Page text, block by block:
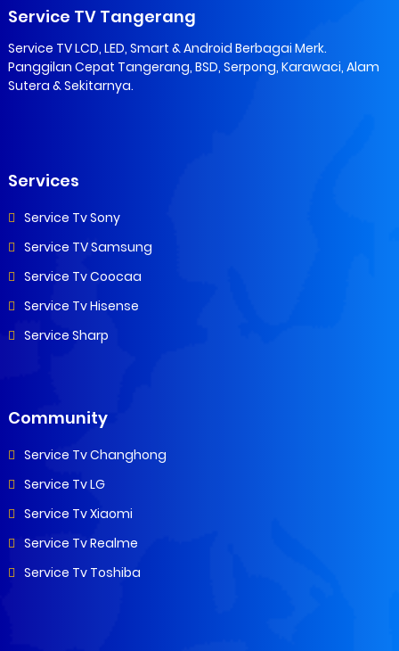
Service TV Tangerang
Service TV LCD, LED, Smart & Android Berbagai Merk.
Panggilan Cepat Tangerang, BSD, Serpong, Karawaci, Alam
Sutera & Sekitarnya.
Services
Service Tv Sony
Service TV Samsung
Service Tv Coocaa
Service Tv Hisense
Service Sharp
Community
Service Tv Changhong
Service Tv LG
Service Tv Xiaomi
Service Tv Realme
Service Tv Toshiba